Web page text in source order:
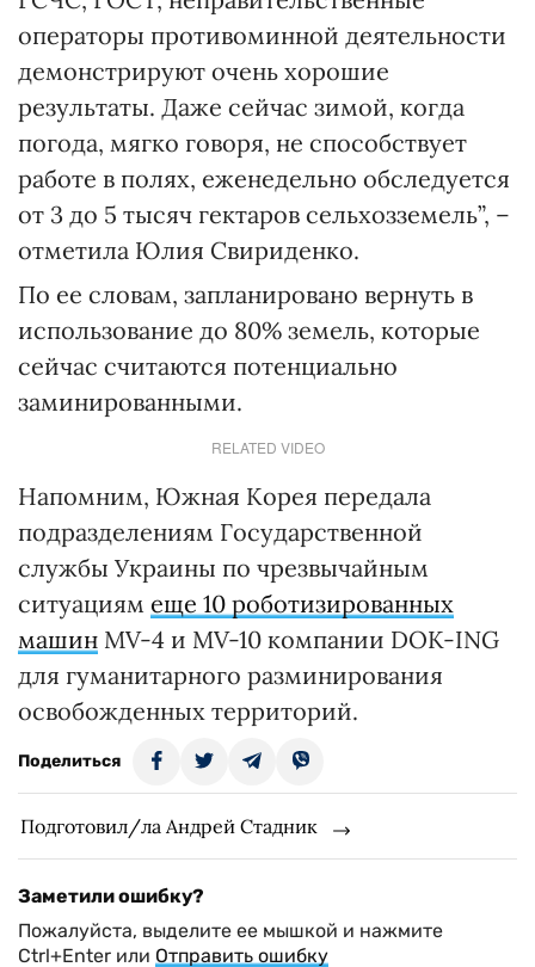
операторы противоминной деятельности
демонстрируют очень хорошие
результаты. Даже сейчас зимой, когда
погода, мягко говоря, не способствует
работе в полях, еженедельно обследуется
от 3 до 5 тысяч гектаров сельхозземель”, –
отметила Юлия Свириденко.
По ее словам, запланировано вернуть в
использование до 80% земель, которые
сейчас считаются потенциально
заминированными.
RELATED VIDEO
Напомним, Южная Корея передала
подразделениям Государственной
службы Украины по чрезвычайным
ситуациям еще 10 роботизированных
машин MV-4 и MV-10 компании DOK-ING
для гуманитарного разминирования
освобожденных территорий.
Поделиться
Подготовил/ла Андрей Стадник
Заметили ошибку?
Пожалуйста, выделите ее мышкой и нажмите
Ctrl+Enter или Отправить ошибку